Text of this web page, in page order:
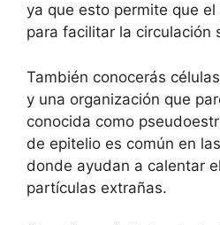
ya que esto permite que
para facilitar la circulación
También conocerás
y una organización que
conocida como
de epitelio es común en
donde ayudan a calentar
partículas extrañas.